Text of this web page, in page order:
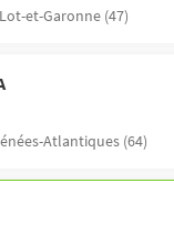
Lot-et-Garonne (47)
Atlantiques (64)